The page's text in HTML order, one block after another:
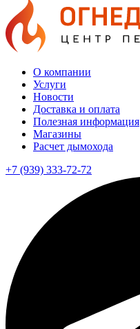
О компании
Услуги
Новости
Доставка и оплата
Полезная информация
Магазины
Расчет дымохода
+7 (939) 333-72-72